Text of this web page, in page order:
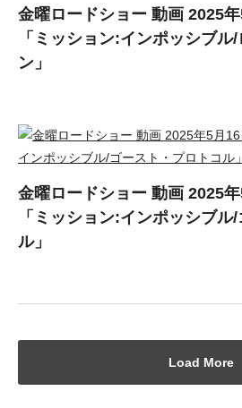
金曜ロードショー 動画 2025
「ミッション:インポッシブル
ン」
金曜ロードショー 動画 2025
「ミッション:インポッシブル
ル」
Load More